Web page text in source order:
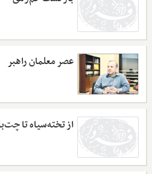
عصر معلمان راهبر
از تخته‌سیاه تا